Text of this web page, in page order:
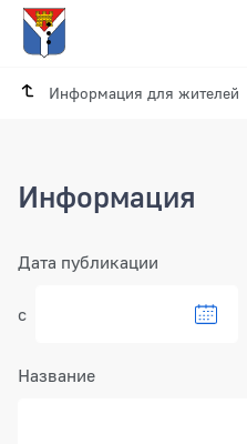
Информация для жителей
Информация
Дата публикации
с
Название